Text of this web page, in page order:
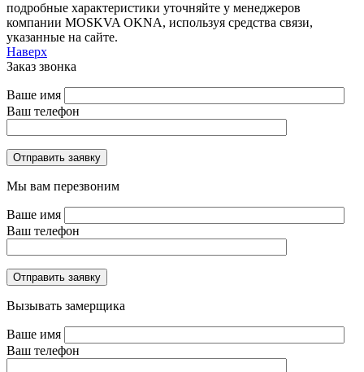
подробные характеристики уточняйте у менеджеров
компании MOSKVA OKNA, используя средства связи,
указанные на сайте.
Наверх
Заказ звонка
Ваше имя
Ваш телефон
Отправить заявку
Мы вам перезвоним
Ваше имя
Ваш телефон
Отправить заявку
Вызывать замерщика
Ваше имя
Ваш телефон